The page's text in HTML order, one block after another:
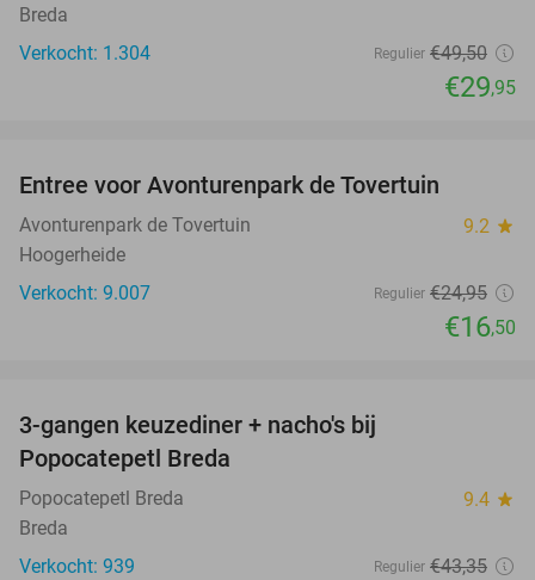
Breda
Verkocht: 1.304
Regulier €49,50
€29,95
Entree voor Avonturenpark de Tovertuin
Avonturenpark de Tovertuin 9.2 star
Hoogerheide
Verkocht: 9.007
Regulier €24,95
€16,50
3-gangen keuzediner + nacho's bij
Popocatepetl Breda
Popocatepetl Breda 9.4 star
Breda
Verkocht: 939
Regulier €43,35